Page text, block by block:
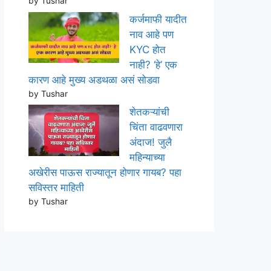
कर्जमाफी यादीत
नाव आहे पण
KYC होत
नाही? ‘हे’ एक
कारण आहे मुख्य अडथळा असं सोडवा
by Tushar
शेतकऱ्यांची
चिंता वाढवणारा
अंदाज! जुलै
महिन्याच्या
अखेरीस पाऊस राज्यातून होणार गायब? पहा
सविस्तर माहिती
by Tushar